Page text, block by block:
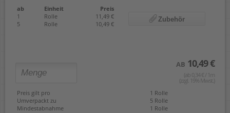
ab Einheit
Preis
1
Rolle
11,49 €
5
Rolle 10,49 €
Zubehör
AB 10,49 €
(ab 0,34 € / 1m
(zzgl. 19% Mwst.)
Preis gilt pro
1 Rolle
Umverpackt zu
5 Rolle
Mindestabnahme
1 Rolle